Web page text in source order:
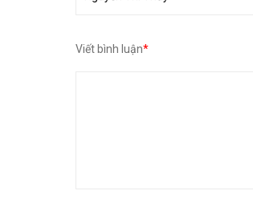
Viết bình luận*